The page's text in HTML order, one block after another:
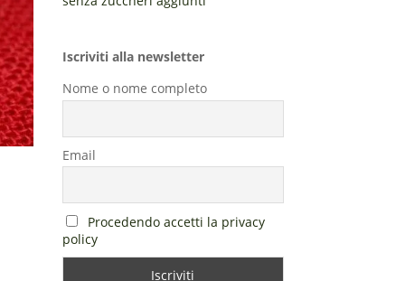
Iscriviti alla newsletter
Nome o nome completo
Email
Procedendo accetti la privacy
policy